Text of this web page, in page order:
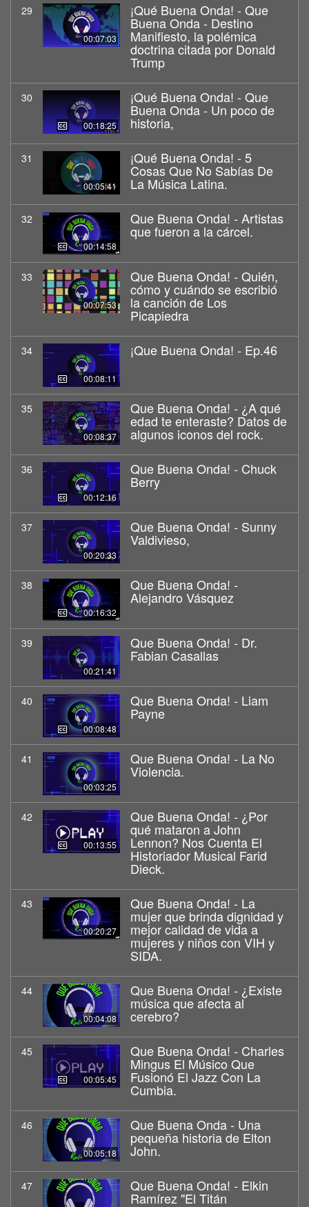
29
00:07:03
¡Qué Buena Onda! - Que
Buena Onda - Destino
Manifiesto, la polémica
doctrina citada por Donald
Trump
30
00:18:25
¡Qué Buena Onda! - Que
Buena Onda - Un poco de
historia,
31
00:05:41
¡Qué Buena Onda! - 5
Cosas Que No Sabías De
La Música Latina.
32
00:14:58
Que Buena Onda! - Artistas
que fueron a la cárcel.
33
00:07:53
Que Buena Onda! - Quién,
cómo y cuándo se escribió
la canción de Los
Picapiedra
34
00:08:11
¡Que Buena Onda! - Ep.46
35
00:08:37
Que Buena Onda! - ¿A qué
edad te enteraste? Datos de
algunos iconos del rock.
36
00:12:16
Que Buena Onda! - Chuck
Berry
37
00:20:33
Que Buena Onda! - Sunny
Valdivieso,
38
00:16:32
Que Buena Onda! -
Alejandro Vásquez
39
00:21:41
Que Buena Onda! - Dr.
Fabian Casallas
40
00:08:48
Que Buena Onda! - Liam
Payne
41
00:03:25
Que Buena Onda! - La No
Violencia.
42
00:13:55
Que Buena Onda! - ¿Por
qué mataron a John
Lennon? Nos Cuenta El
Historiador Musical Farid
Dieck.
43
00:20:27
Que Buena Onda! - La
mujer que brinda dignidad y
mejor calidad de vida a
mujeres y niños con VIH y
SIDA.
44
00:04:08
Que Buena Onda! - ¿Existe
música que afecta al
cerebro?
45
00:05:45
Que Buena Onda! - Charles
Mingus El Músico Que
Fusionó El Jazz Con La
Cumbia.
46
00:05:18
Que Buena Onda - Una
pequeña historia de Elton
John.
47 Que Buena Onda! - Elkin
Ramírez "El Titán